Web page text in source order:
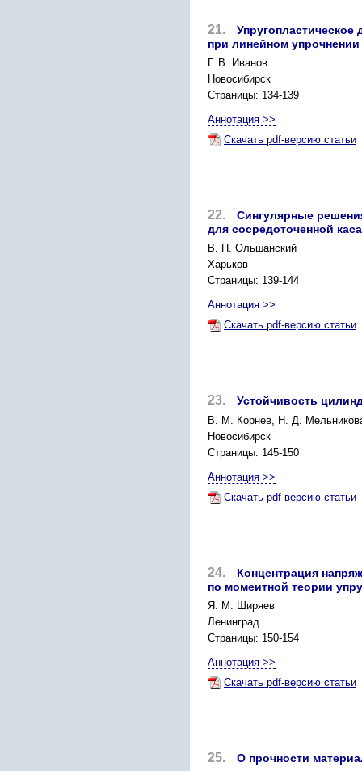
21.
при линейном
Г. В. Иванов
Новосибирск
Страницы: 134-139
Аннотация >>
Скачать pdf-версию статьи
22.
Сингулярные
для сосредоточенной
В. П. Ольшанский
Харьков
Страницы: 139-144
Аннотация >>
Скачать pdf-версию статьи
23. Устойчивость
В. М. Корнев, Н. Д.
Новосибирск
Страницы: 145-150
Аннотация >>
Скачать pdf-версию статьи
24.
Концентрация
по момеитной теории
Я. М. Ширяев
Ленинград
Страницы: 150-154
Аннотация >>
Скачать pdf-версию статьи
25. О прочности